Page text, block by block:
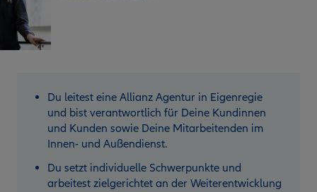
Du leitest eine Allianz Agentur in Eigenregie
und bist verantwortlich für Deine Kundinnen
und Kunden sowie Deine Mitarbeitenden im
Innen- und Außendienst.
Du setzt individuelle Schwerpunkte und
arbeitest zielgerichtet an der Weiterentwicklung